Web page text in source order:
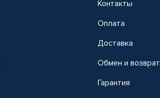
Контакты
Оплата
Доставка
Обмен и возврат
Гарантия